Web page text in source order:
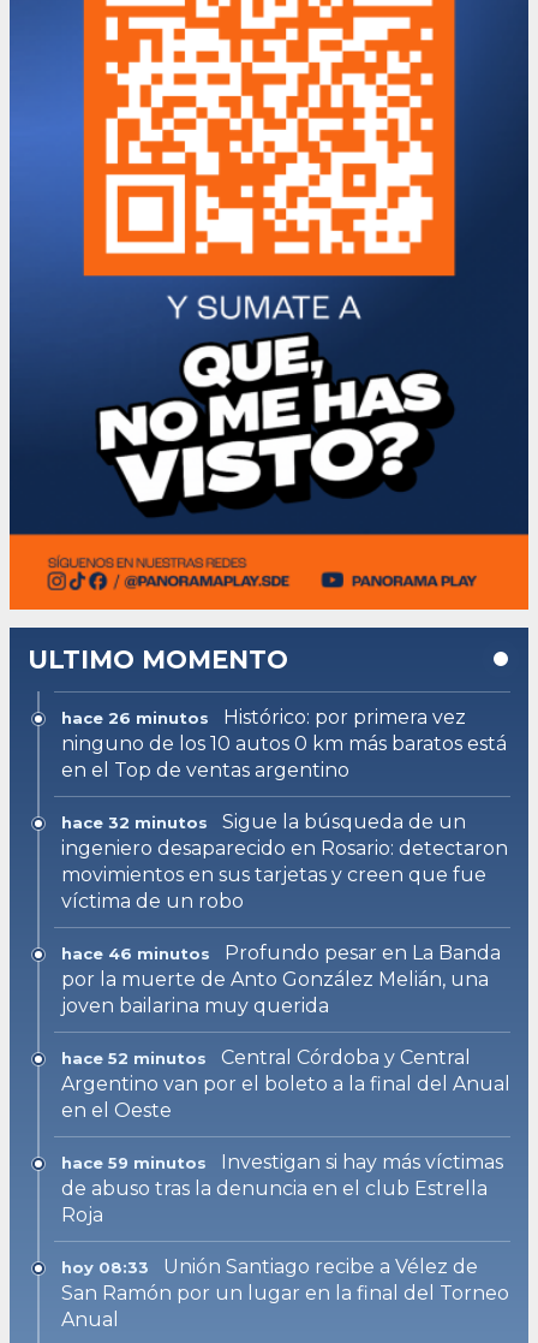
ULTIMO MOMENTO
hace 26 minutos
Histórico: por primera vez
ninguno de los 10 autos 0 km más baratos está
en el Top de ventas argentino
hace 32 minutos
Sigue la búsqueda de un
ingeniero desaparecido en Rosario: detectaron
movimientos en sus tarjetas y creen que fue
víctima de un robo
hace 46 minutos
Profundo pesar en La Banda
por la muerte de Anto González Melián, una
joven bailarina muy querida
hace 52 minutos
Central Córdoba y Central
Argentino van por el boleto a la final del Anual
en el Oeste
hace 59 minutos
Investigan si hay más víctimas
de abuso tras la denuncia en el club Estrella
Roja
hoy 08:33
Unión Santiago recibe a Vélez de
San Ramón por un lugar en la final del Torneo
Anual